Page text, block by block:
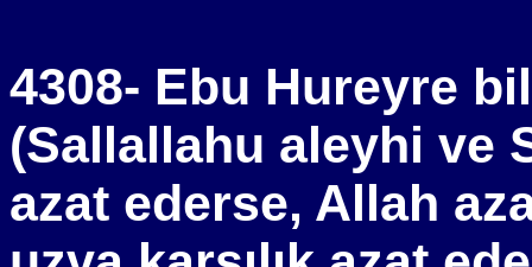
4308- Ebu Hureyre
(Sallallahu aleyhi ve
azat ederse, Allah